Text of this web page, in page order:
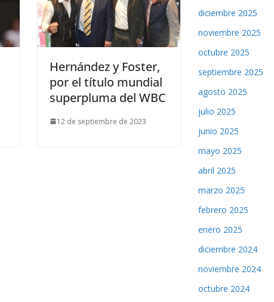
Hernández y Foster,
por el título mundial
superpluma del WBC
12 de septiembre de 2023
diciembre 2025
noviembre 2025
octubre 2025
septiembre 2025
agosto 2025
julio 2025
junio 2025
mayo 2025
abril 2025
marzo 2025
febrero 2025
enero 2025
diciembre 2024
noviembre 2024
octubre 2024